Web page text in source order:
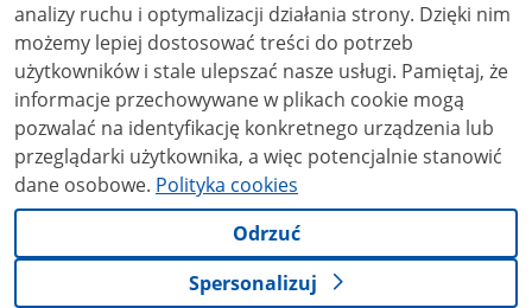
analizy ruchu i optymalizacji działania strony. Dzięki nim
możemy lepiej dostosować treści do potrzeb
użytkowników i stale ulepszać nasze usługi. Pamiętaj, że
informacje przechowywane w plikach cookie mogą
pozwalać na identyfikację konkretnego urządzenia lub
przeglądarki użytkownika, a więc potencjalnie stanowić
dane osobowe. Polityka cookies
Odrzuć
Spersonalizuj